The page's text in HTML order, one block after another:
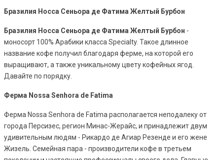
Бразилия Носса Сеньора де Фатима Желтый Бурбон
Бразилия Носса Сеньора де Фатима Желтый Бурбон -
моносорт 100% Арабики класса Specialty. Такое длинное
название кофе получил благодаря ферме, на которой его
выращивают, а также уникальному цвету кофейных ягод.
Давайте по порядку.
Ферма Nossa Senhora de Fatima
Ферма Nossa Senhora de Fatima располагается неподалеку от
города Персизес, регион Минас-Жерайс, и принадлежит двум
удивительным людям - Рикардо де Агиар Резенде и его жене
Жизель. Семейная пара - производители кофе в третьем